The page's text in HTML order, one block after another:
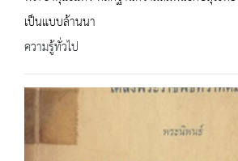
เป็นแบบล้านนา
ความรู้ทั่วไป